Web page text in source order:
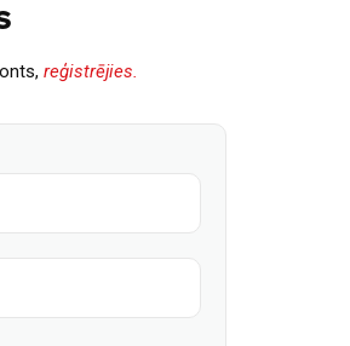
reģistrējies.